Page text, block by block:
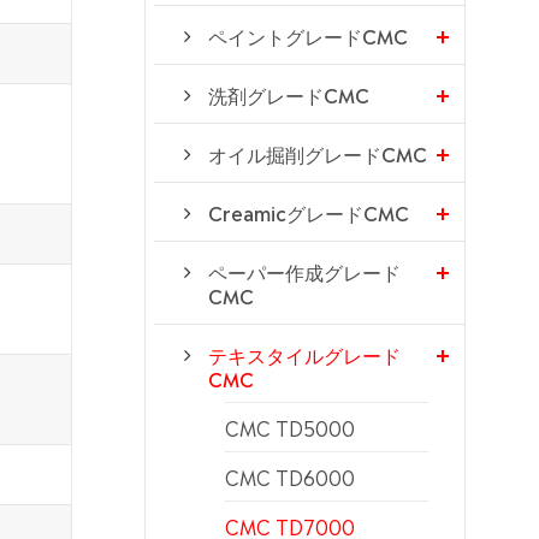
ペイントグレードCMC
洗剤グレードCMC
オイル掘削グレードCMC
CreamicグレードCMC
ペーパー作成グレード
CMC
テキスタイルグレード
CMC
CMC TD5000
CMC TD6000
CMC TD7000